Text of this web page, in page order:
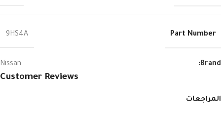
Part Number
9HS4A
Brand:
Nissan
Customer Reviews
المراجعات